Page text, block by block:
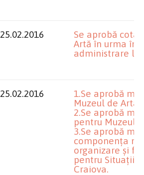
25.02.2016
Se aprobă
Artă în urma
administrare la
25.02.2016
1.Se aprobă
Muzeul de Artă
2.Se aprobă
pentru Muzeul
3.Se aprobă
componența
organizare și
pentru Situații
Craiova.